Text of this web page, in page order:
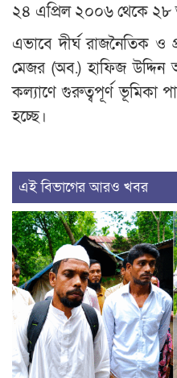
২৪ এপ্রিল ২০০৬ থেকে ২৮
এভাবে দীর্ঘ রাজনৈতিক ও
মেজর (অব.) হাফিজ উদ্দিন
কল্যাণে গুরুত্বপূর্ণ ভূমিকা
হচ্ছে।
এই বিভাগের আরও খবর